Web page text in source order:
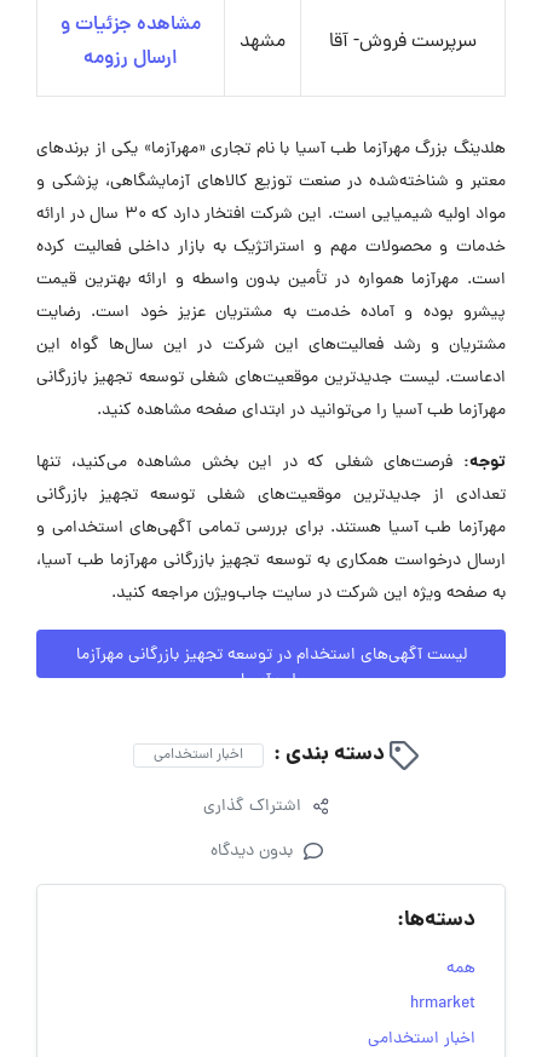
سرپرست فروش- آقا مشهد
مشاهده جزئیات و
ارسال رزومه
هلدینگ بزرگ مهرآزما طب آسیا با نام تجاری «مهرآزما» یکی از برندهای
معتبر و شناخته‌شده در صنعت توزیع کالاهای آزمایشگاهی، پزشکی و
مواد اولیه شیمیایی است. این شرکت افتخار دارد که ۳۰ سال در ارائه
خدمات و محصولات مهم و استراتژیک به بازار داخلی فعالیت کرده
است. مهرآزما همواره در تأمین بدون واسطه و ارائه بهترین قیمت
پیشرو بوده و آماده خدمت به مشتریان عزیز خود است. رضایت
مشتریان و رشد فعالیت‌های این شرکت در این سال‌ها گواه این
ادعاست. لیست جدیدترین موقعیت‌های شغلی توسعه تجهیز بازرگانی
مهرآزما طب آسیا را می‌توانید در ابتدای صفحه مشاهده کنید.
توجه: فرصت‌های شغلی که در این بخش مشاهده می‌کنید، تنها
تعدادی از جدیدترین موقعیت‌های شغلی توسعه تجهیز بازرگانی
مهرآزما طب آسیا هستند. برای بررسی تمامی آگهی‌های استخدامی و
ارسال درخواست همکاری به توسعه تجهیز بازرگانی مهرآزما طب آسیا،
به صفحه ویژه این شرکت در سایت جاب‌ویژن مراجعه کنید.
لیست آگهی‌های استخدام در توسعه تجهیز بازرگانی مهرآزما
طب آسیا
دسته بندی : اخبار استخدامی
اشتراک گذاری
بدون دیدگاه
دسته‌ها:
همه
hrmarket
اخبار استخدامی